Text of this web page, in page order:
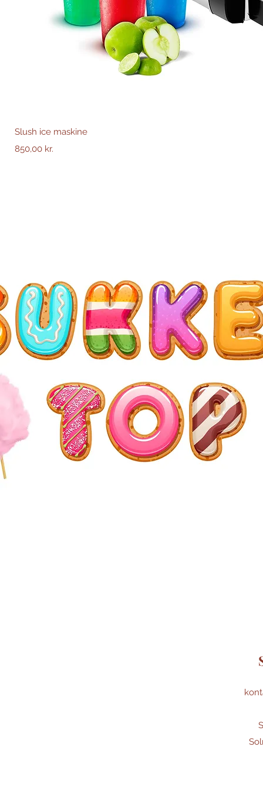
Slush ice maskine
Pris
850,00 kr.